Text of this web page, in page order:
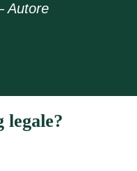
Autore
legale?